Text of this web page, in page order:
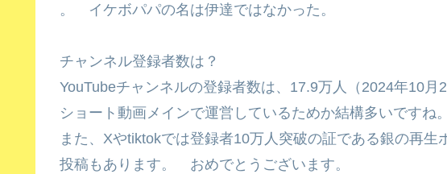
。 イケボパパの名は伊達ではなかった。
チャンネル登録者数は？
YouTubeチャンネルの登録者数は、17.9万人（2024年10
ショート動画メインで運営しているためか結構多いですね。
また、Xやtiktokでは登録者10万人突破の証である銀の再生
投稿もあります。 おめでとうございます。